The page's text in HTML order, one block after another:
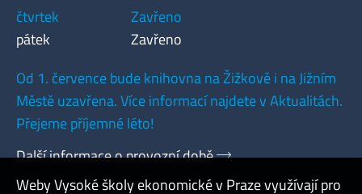
čtvrtek
Zavřeno
pátek
Zavřeno
Od 1. července bude knihovna na Žižkově i na Jižním
Městě uzavřena. Více informací najdete v Aktualitách.
Přejeme příjemné léto!
Další informace o provozní době
Weby Vysoké školy ekonomické v Praze využívají pro